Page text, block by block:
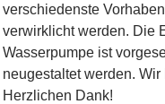
verschiedenste
verwirklicht werden. Die
Wasserpumpe ist
neugestaltet werden.
Herzlichen Dank!